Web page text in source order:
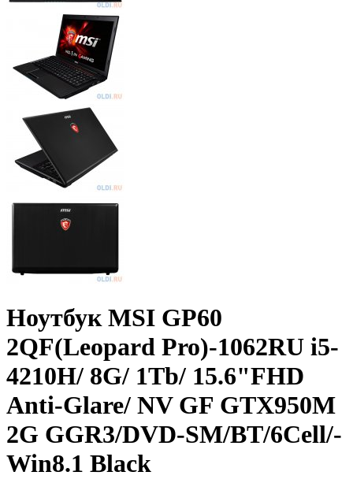
Ноутбук MSI GP60
2QF(Leopard Pro)-1062RU i5-
4210H/­ 8G/­ 1Tb/­ 15.6"FHD
Anti-Glare/­ NV GF GTX950M
2G GGR3/­DVD-SM/­BT/­6Cell/­
Win8.1 Black